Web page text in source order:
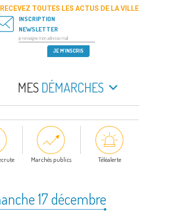
TOUTES LES ACTUS DE LA VILLE
INSCRIPTION
NEWSLETTER
MES DÉMARCHES
Marchés publics Téléalerte
17 décembre